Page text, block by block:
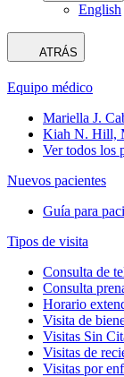
English
ATRÁS
Equipo médico
Mariella J.
Kiah N. Hill,
Ver todos los
Nuevos pacientes
Guía para
Tipos de visita
Consulta de
Consulta
Horario
Visita de
Visitas Sin
Visitas de
Visitas por